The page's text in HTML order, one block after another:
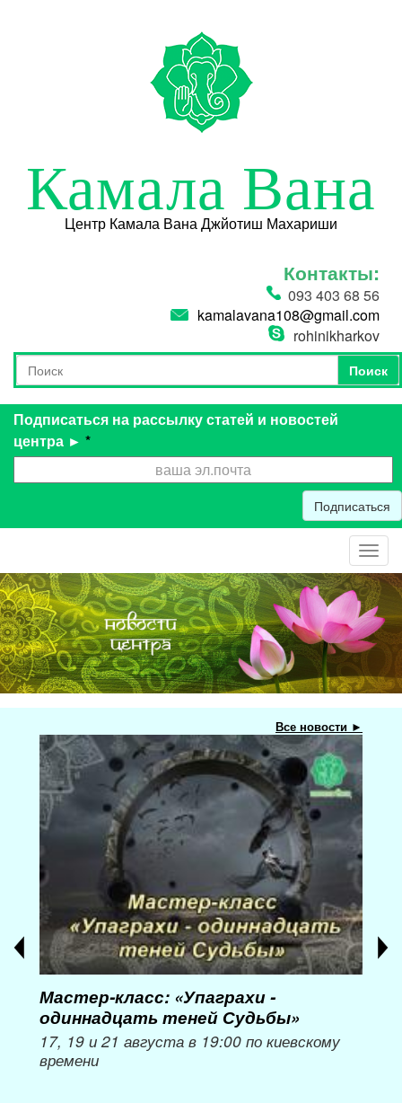
Камала Вана
Центр Камала Вана Джйотиш Махариши
Контакты:
093 403 68 56
kamalavana108@gmail.com
rohinikharkov
Форма поиска
Поиск
Поиск
Подписаться на рассылку статей и новостей
центра ► *
Подписаться
Все новости ►
Мастер-класс: «Упаграхи -
одиннадцать теней Судьбы»
17, 19 и 21 августа в 19:00 по киевскому
времени